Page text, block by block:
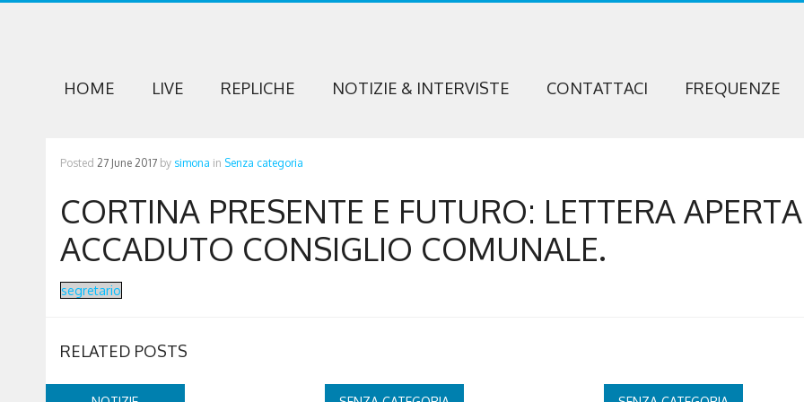
HOME LIVE REPLICHE NOTIZIE & INTERVISTE CONTATTACI FREQUENZE
Posted 27 June 2017 by simona in Senza categoria
CORTINA PRESENTE E FUTURO: LETTERA APERTA
ACCADUTO CONSIGLIO COMUNALE.
segretario
RELATED POSTS